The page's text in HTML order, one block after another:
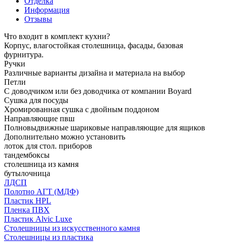
Информация
Отзывы
Что входит в комплект кухни?
Корпус, влагостойкая столешница, фасады, базовая
фурнитура.
Ручки
Различные варианты дизайна и материала на выбор
Петли
С доводчиком или без доводчика от компании Boyard
Сушка для посуды
Хромированная сушка с двойным поддоном
Направляющие пвш
Полновыдвижные шариковые направляющие для ящиков
Дополнительно можно установить
лоток для стол. приборов
тандембоксы
столешница из камня
бутылочница
ЛДСП
Полотно АГТ (МДФ)
Пластик HPL
Пленка ПВХ
Пластик Alvic Luxe
Столешницы из искусственного камня
Столешницы из пластика